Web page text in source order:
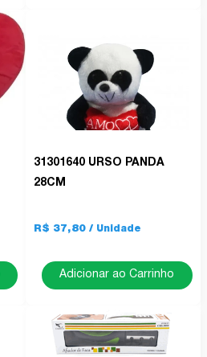
31301640 URSO PANDA
28CM
R$ 37,80
Adicionar ao Carrinho